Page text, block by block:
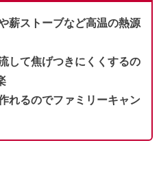
薪ストーブなど高温の熱源
して焦げつきにくくするの
れるのでファミリーキャン